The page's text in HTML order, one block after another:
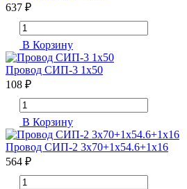
637 ₽
В Корзину
Провод СИП-3 1х50
108 ₽
В Корзину
Провод СИП-2 3х70+1х54.6+1х16
564 ₽